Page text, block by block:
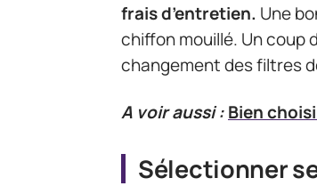
frais d’entretien. Une
chiffon mouillé. Un coup
changement des filtres
A voir aussi :Bien
Sélectionner